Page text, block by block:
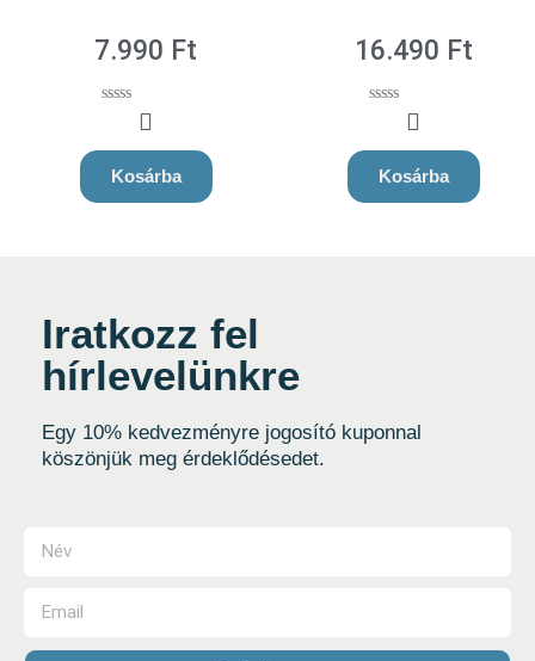
7.990 Ft
u
Kosárba
16.490 Ft
u
Kosárba
Iratkozz fel
hírlevelünkre
Egy 10% kedvezményre jogosító kuponnal
köszönjük meg érdeklődésedet.